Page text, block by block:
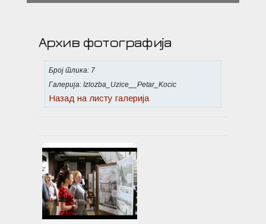
Архив фотографија
Број слика: 7
Галерија: Izlozba_Uzice__Petar_Kocic
Назад на листу галерија